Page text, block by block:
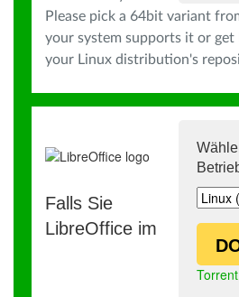
Please pick a 64bit variant
your system supports it or
your Linux distribution's
Torrent
Falls Sie
LibreOffice im